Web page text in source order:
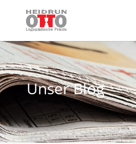
Unser Blog